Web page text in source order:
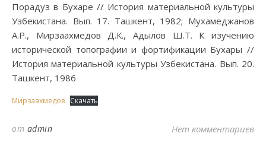
Порадуз в Бухаре // История материальной культуры
Узбекистана. Вып. 17. Ташкент, 1982; Мухамеджанов
А.Р., Мирзаахмедов Д.К., Адылов Ш.Т. К изучению
исторической топографии и фортификации Бухары //
История материальной культуры Узбекистана. Вып. 20.
Ташкент, 1986
Мирзаахмедов Скачать
от admin Нет комментариев